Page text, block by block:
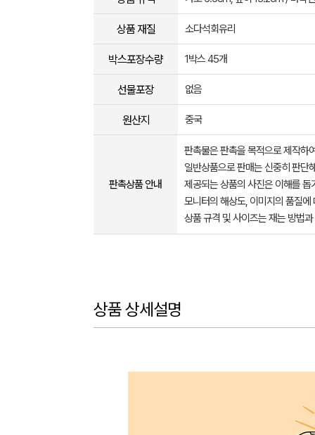
상품 재질 소다석회유리
박스포장수량 1박스 45개
선물포장 없음
원산지 중국
판촉상품 안내
판촉물은 판촉을 목적으로 제작하
일반상품으로 판매는 신중히 판단
제공되는 상품의 사진은 이해를
모니터의 해상도, 이미지의 품질
상품 규격 및 사이즈는 재는 방법
상품 상세설명